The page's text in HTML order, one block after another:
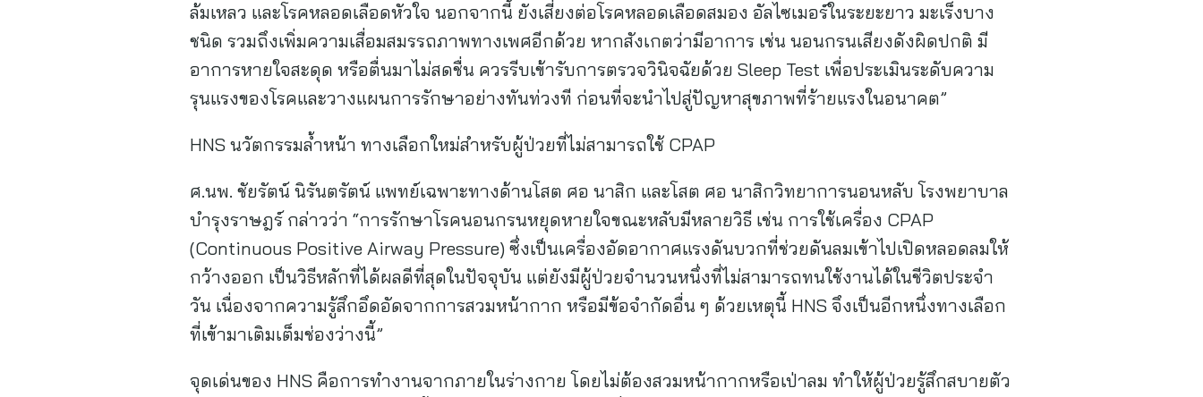
ล้มเหลว และโรคหลอดเลือดหัวใจ นอกจากนี้ ยังเสี่ยงต่อโรคหลอดเลือดสมอง อัลไซเมอร์ในระยะยาว มะเร็งบาง
ชนิด รวมถึงเพิ่มความเสื่อมสมรรถภาพทางเพศอีกด้วย หากสังเกตว่ามีอาการ เช่น นอนกรนเสียงดังผิดปกติ มี
อาการหายใจสะดุด หรือตื่นมาไม่สดชื่น ควรรีบเข้ารับการตรวจวินิจฉัยด้วย Sleep Test เพื่อประเมินระดับความ
รุนแรงของโรคและวางแผนการรักษาอย่างทันท่วงที ก่อนที่จะนำไปสู่ปัญหาสุขภาพที่ร้ายแรงในอนาคต”
HNS นวัตกรรมล้ำหน้า ทางเลือกใหม่สำหรับผู้ป่วยที่ไม่สามารถใช้ CPAP
ศ.นพ. ชัยรัตน์ นิรันตรัตน์ แพทย์เฉพาะทางด้านโสต ศอ นาสิก และโสต ศอ นาสิกวิทยาการนอนหลับ โรงพยาบาล
บำรุงราษฎร์ กล่าวว่า “การรักษาโรคนอนกรนหยุดหายใจขณะหลับมีหลายวิธี เช่น การใช้เครื่อง CPAP
(Continuous Positive Airway Pressure) ซึ่งเป็นเครื่องอัดอากาศแรงดันบวกที่ช่วยดันลมเข้าไปเปิดหลอดลมให้
กว้างออก เป็นวิธีหลักที่ได้ผลดีที่สุดในปัจจุบัน แต่ยังมีผู้ป่วยจำนวนหนึ่งที่ไม่สามารถทนใช้งานได้ในชีวิตประจำ
วัน เนื่องจากความรู้สึกอึดอัดจากการสวมหน้ากาก หรือมีข้อจำกัดอื่น ๆ ด้วยเหตุนี้ HNS จึงเป็นอีกหนึ่งทางเลือก
ที่เข้ามาเติมเต็มช่องว่างนี้”
จุดเด่นของ HNS คือการทำงานจากภายในร่างกาย โดยไม่ต้องสวมหน้ากากหรือเป่าลม ทำให้ผู้ป่วยรู้สึกสบายตัว